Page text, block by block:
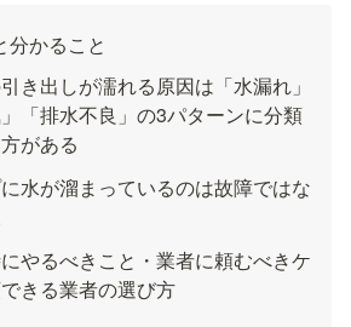
分かること
き出しが濡れる原因は「水漏れ」
」「排水不良」の3パターンに分類
がある
水が溜まっているのは故障ではな
やるべきこと・業者に頼むべきケ
きる業者の選び方